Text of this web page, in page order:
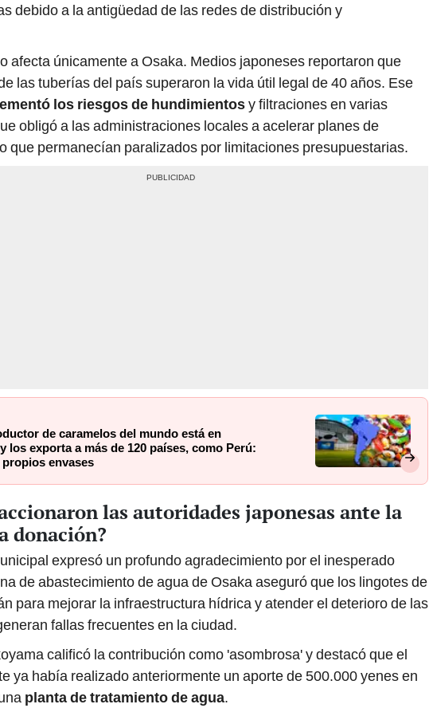
debido a la antigüedad de las redes de distribución y
afecta únicamente a Osaka. Medios japoneses reportaron que
las tuberías del país superaron la vida útil legal de 40 años. Ese
los riesgos de hundimientosy filtraciones en varias
obligó a las administraciones locales a acelerar planes de
que permanecían paralizados por limitaciones presupuestarias.
de caramelos del mundo está en
los exporta a más de 120 países, como Perú:
envases
las autoridades japonesas ante la
donación?
expresó un profundo agradecimiento por el inesperado
de abastecimiento de agua de Osaka aseguró que los lingotes de
para mejorar la infraestructura hídrica y atender el deterioro de las
fallas frecuentes en la ciudad.
calificó la contribución como 'asombrosa' y destacó que el
ya había realizado anteriormente un aporte de 500.000 yenes en
planta de tratamiento de agua.